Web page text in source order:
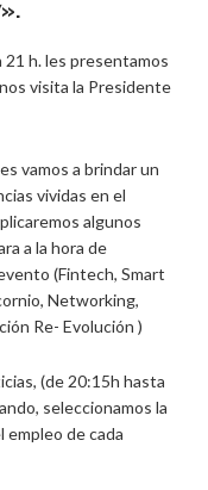
21 h. les presentamos
visita la Presidente
vamos a brindar un
vividas en el
algunos
a la hora de
(Fintech, Smart
Networking,
Re- Evolución )
(de 20:15h hasta
seleccionamos la
empleo de cada